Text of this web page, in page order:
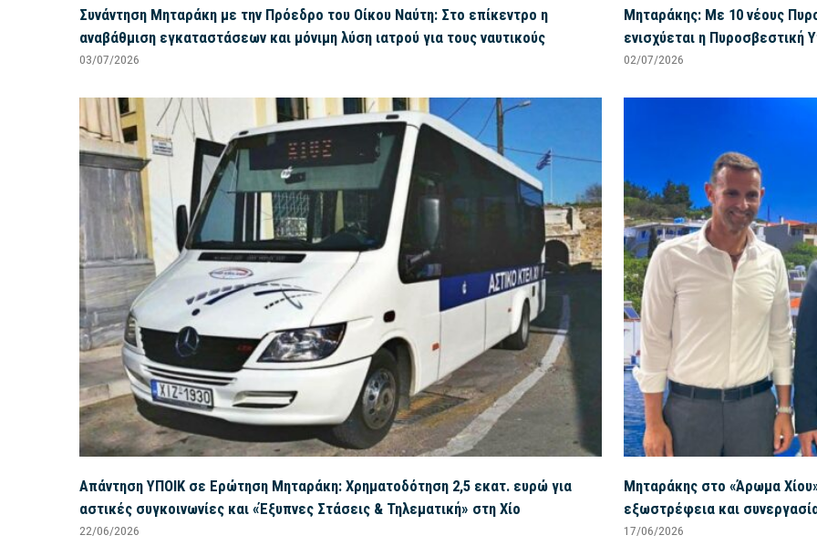
Συνάντηση Μηταράκη με την Πρόεδρο του Οίκου Ναύτη: Στο επίκεντρο η
αναβάθμιση εγκαταστάσεων και μόνιμη λύση ιατρού για τους ναυτικούς
03/07/2026
Μηταράκης: Με 10 νέους
ενισχύεται η Πυροσβεστική
02/07/2026
Απάντηση ΥΠΟΙΚ σε Ερώτηση Μηταράκη: Χρηματοδότηση 2,5 εκατ. ευρώ για
αστικές συγκοινωνίες και «Έξυπνες Στάσεις & Τηλεματική» στη Χίο
22/06/2026
Μηταράκης στο «Άρωμα
εξωστρέφεια και
17/06/2026